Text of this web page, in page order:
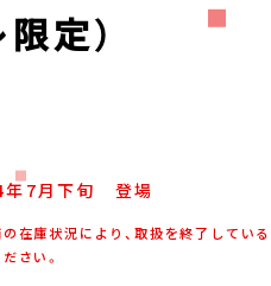
定）
7月下旬 登場
在庫状況により、取扱を終了してい
さい。